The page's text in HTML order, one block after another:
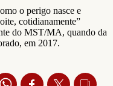
o perigo nasce e
cotidianamente”
do MST/MA, quando da
em 2017.